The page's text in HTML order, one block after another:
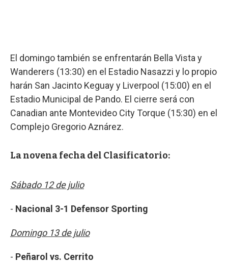
El domingo también se enfrentarán Bella Vista y
Wanderers (13:30) en el Estadio Nasazzi y lo propio
harán San Jacinto Keguay y Liverpool (15:00) en el
Estadio Municipal de Pando. El cierre será con
Canadian ante Montevideo City Torque (15:30) en el
Complejo Gregorio Aznárez.
La novena fecha del Clasificatorio:
Sábado 12 de julio
- Nacional 3-1 Defensor Sporting
Domingo 13 de julio
- Peñarol vs. Cerrito